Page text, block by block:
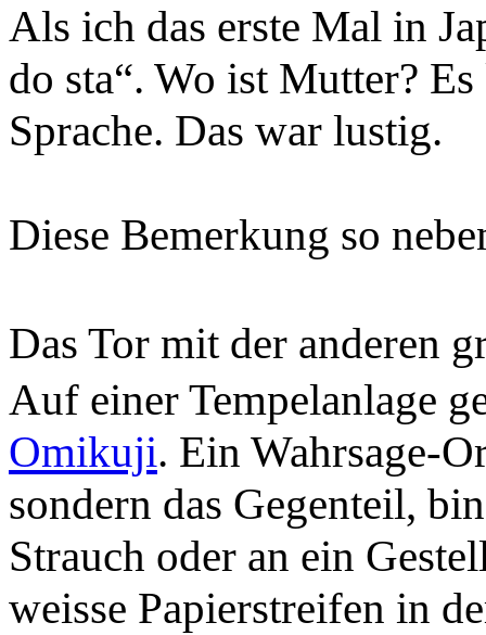
Als ich das erste Mal in
do sta“. Wo ist Mutter?
Sprache. Das war lustig.
Diese Bemerkung so
Das Tor mit der anderen
Auf einer Tempelanlage
Omikuji. Ein Wahrsage-
sondern das Gegenteil,
Strauch oder an ein
weisse Papierstreifen in